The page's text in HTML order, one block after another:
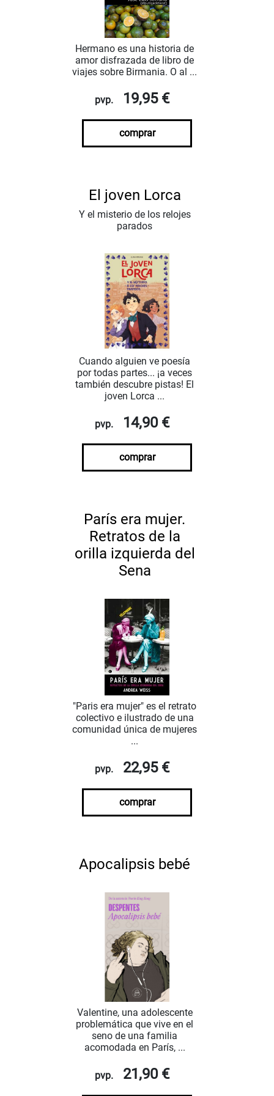
Hermano es una historia de
amor disfrazada de libro de
viajes sobre Birmania. O al ...
pvp. 19,95 €
comprar
El joven Lorca
Y el misterio de los relojes
parados
Cuando alguien ve poesía
por todas partes... ¡a veces
también descubre pistas! El
joven Lorca ...
pvp. 14,90 €
comprar
París era mujer.
Retratos de la
orilla izquierda del
Sena
"Paris era mujer" es el retrato
colectivo e ilustrado de una
comunidad única de mujeres
...
pvp. 22,95 €
comprar
Apocalipsis bebé
Valentine, una adolescente
problemática que vive en el
seno de una familia
acomodada en París, ...
pvp. 21,90 €